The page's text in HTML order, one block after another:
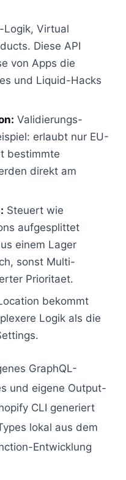
Logik, Virtual
Diese API
von Apps die
und Liquid-Hacks
Validierungs-
erlaubt nur EU-
bestimmte
direkt am
Steuert wie
aufgesplittet
einem Lager
sonst Multi-
Prioritaet.
bekommt
Logik als die
GraphQL-
und eigene Output-
CLI generiert
lokal aus dem
Entwicklung